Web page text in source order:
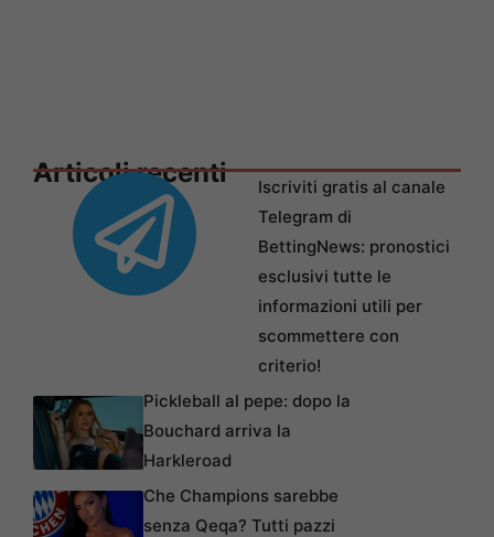
Articoli recenti
Iscriviti gratis al canale
Telegram di
BettingNews: pronostici
esclusivi tutte le
informazioni utili per
scommettere con
criterio!
Pickleball al pepe: dopo la
Bouchard arriva la
Harkleroad
Che Champions sarebbe
senza Qeqa? Tutti pazzi